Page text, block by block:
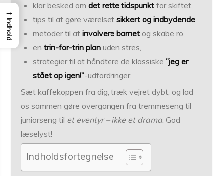
klar besked omdet rette tidspunkt for skiftet,
tips til at gøre værelsetsikkert og indbydende,
metoder til atinvolvere barnet og skabe ro,
entrin-for-trin plan uden stres,
strategier til at håndtere de klassiske”jeg er
stået op igen!”-udfordringer.
Sæt kaffekoppen fra dig, træk vejret dybt, og lad
os sammen gøre overgangen fra tremmeseng til
juniorseng til et eventyr – ikke et drama. God
læselyst!
Indholdsfortegnelse
→
Indhold